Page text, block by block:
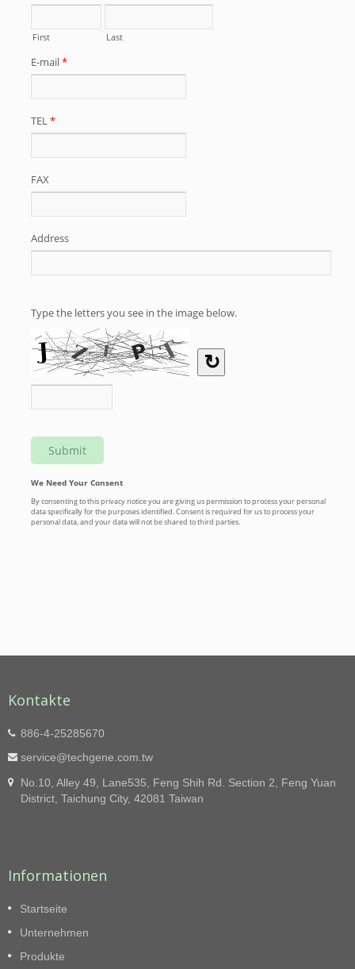
Kontakte
886-4-25285670
service@techgene.com.tw
No.10, Alley 49, Lane535, Feng Shih Rd. Section 2, Feng Yuan
District, Taichung City, 42081 Taiwan
Informationen
Startseite
Unternehmen
Produkte